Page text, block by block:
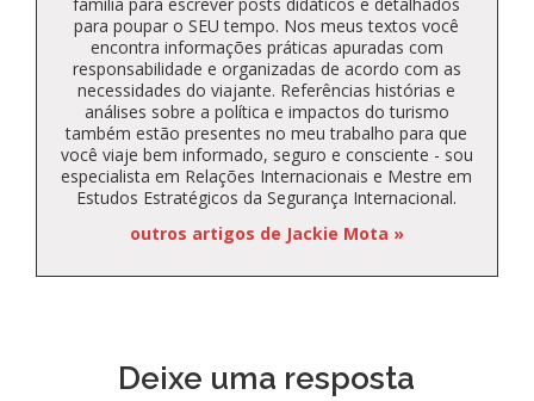
para poupar o SEU tempo. Nos meus textos você
encontra informações práticas apuradas com
responsabilidade e organizadas de acordo com as
necessidades do viajante. Referências histórias e
análises sobre a política e impactos do turismo
também estão presentes no meu trabalho para que
você viaje bem informado, seguro e consciente - sou
especialista em Relações Internacionais e Mestre em
Estudos Estratégicos da Segurança Internacional.
outros artigos de Jackie Mota »
Deixe uma resposta